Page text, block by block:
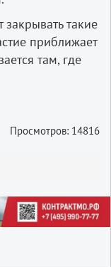
такие
приближает
там, где
Просмотров: 14816